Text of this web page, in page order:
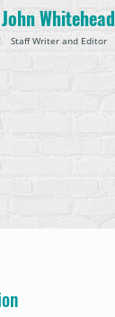
John Whitehead
Staff Writer and Editor